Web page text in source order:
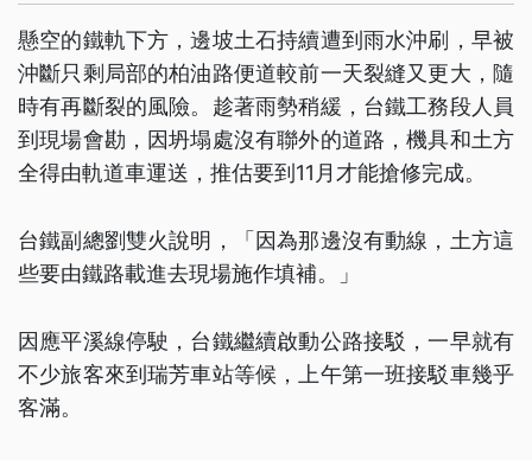
懸空的鐵軌下方，邊坡土石持續遭到雨水沖刷，早被
沖斷只剩局部的柏油路便道較前一天裂縫又更大，隨
時有再斷裂的風險。趁著雨勢稍緩，台鐵工務段人員
到現場會勘，因坍塌處沒有聯外的道路，機具和土方
全得由軌道車運送，推估要到11月才能搶修完成。
台鐵副總劉雙火說明，「因為那邊沒有動線，土方這
些要由鐵路載進去現場施作填補。」
因應平溪線停駛，台鐵繼續啟動公路接駁，一早就有
不少旅客來到瑞芳車站等候，上午第一班接駁車幾乎
客滿。